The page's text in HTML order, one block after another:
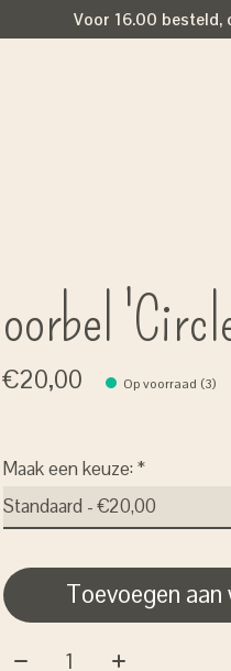
Voor 16.00 besteld,
oorbel
€20,00 Op voorraad (3)
Maak een keuze:*
Toevoegen
Aantal: